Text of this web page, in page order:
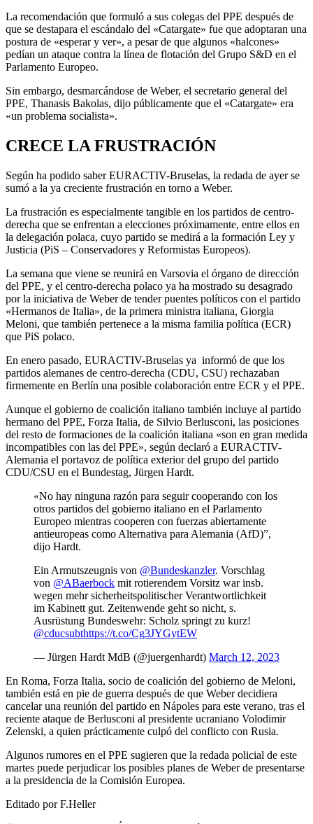
La recomendación que formuló a sus colegas del PPE después de
que se destapara el escándalo del «Catargate» fue que adoptaran una
postura de «esperar y ver», a pesar de que algunos «halcones»
pedían un ataque contra la línea de flotación del Grupo S&D en el
Parlamento Europeo.
Sin embargo, desmarcándose de Weber, el secretario general del
PPE, Thanasis Bakolas, dijo públicamente que el «Catargate» era
«un problema socialista».
CRECE LA FRUSTRACIÓN
Según ha podido saber EURACTIV-Bruselas, la redada de ayer se
sumó a la ya creciente frustración en torno a Weber.
La frustración es especialmente tangible en los partidos de centro-
derecha que se enfrentan a elecciones próximamente, entre ellos en
la delegación polaca, cuyo partido se medirá a la formación Ley y
Justicia (PiS – Conservadores y Reformistas Europeos).
La semana que viene se reunirá en Varsovia el órgano de dirección
del PPE, y el centro-derecha polaco ya ha mostrado su desagrado
por la iniciativa de Weber de tender puentes políticos con el partido
«Hermanos de Italia», de la primera ministra italiana, Giorgia
Meloni, que también pertenece a la misma familia política (ECR)
que PiS polaco.
En enero pasado, EURACTIV-Bruselas ya informó de que los
partidos alemanes de centro-derecha (CDU, CSU) rechazaban
firmemente en Berlín una posible colaboración entre ECR y el PPE.
Aunque el gobierno de coalición italiano también incluye al partido
hermano del PPE, Forza Italia, de Silvio Berlusconi, las posiciones
del resto de formaciones de la coalición italiana «son en gran medida
incompatibles con las del PPE», según declaró a EURACTIV-
Alemania el portavoz de política exterior del grupo del partido
CDU/CSU en el Bundestag, Jürgen Hardt.
«No hay ninguna razón para seguir cooperando con los
otros partidos del gobierno italiano en el Parlamento
Europeo mientras cooperen con fuerzas abiertamente
antieuropeas como Alternativa para Alemania (AfD)”,
dijo Hardt.
Ein Armutszeugnis von @Bundeskanzler. Vorschlag
von @ABaerbock mit rotierendem Vorsitz war insb.
wegen mehr sicherheitspolitischer Verantwortlichkeit
im Kabinett gut. Zeitenwende geht so nicht, s.
Ausrüstung Bundeswehr: Scholz springt zu kurz!
@cducsubthttps://t.co/Cg3JYGytEW
— Jürgen Hardt MdB (@juergenhardt) March 12, 2023
En Roma, Forza Italia, socio de coalición del gobierno de Meloni,
también está en pie de guerra después de que Weber decidiera
cancelar una reunión del partido en Nápoles para este verano, tras el
reciente ataque de Berlusconi al presidente ucraniano Volodimir
Zelenski, a quien prácticamente culpó del conflicto con Rusia.
Algunos rumores en el PPE sugieren que la redada policial de este
martes puede perjudicar los posibles planes de Weber de presentarse
a la presidencia de la Comisión Europea.
Editado por F.Heller